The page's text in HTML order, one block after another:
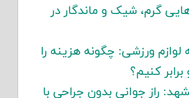
گرم، شیک و ماندگار در
ورزشی: چگونه هزینه را
کنیم؟
راز جوانی بدون جراحی با